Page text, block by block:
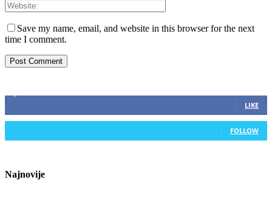
Save my name, email, and website in this browser for the next
time I comment.
LIKE
0 Followers
FOLLOW
Najnovije